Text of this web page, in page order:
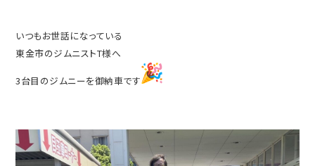
いつもお世話になっている
東金市のジムニストT様へ
3台目のジムニーを御納車です